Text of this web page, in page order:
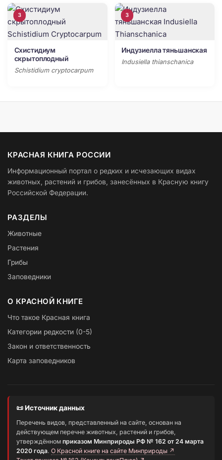
3
Схистидиум
скрытоплодный
Schistidium cryptocarpum
3
Индузиелла тяньшанская
Indusiella thianschanica
КРАСНАЯ КНИГА РОССИИ
Информационный портал о редких и исчезающих видах
животных, растений и грибов, занесённых в Красную книгу
Российской Федерации.
РАЗДЕЛЫ
Животные
Растения
Грибы
Заповедники
О КРАСНОЙ КНИГЕ
Что такое Красная книга
Категории редкости (0-5)
Закон и ответственность
Карта заповедников
📜 Источник данных
Перечень видов, представленный на сайте, основан на
действующем перечне животных, растений и грибов,
утверждённом приказом Минприроды РФ № 162 от 24 марта
2020 года. О Красной книге на сайте Минприроды ↗